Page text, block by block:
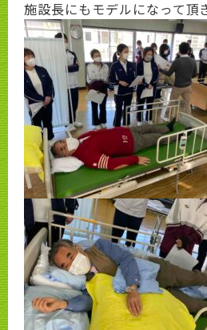
施設長にもモデルになって頂